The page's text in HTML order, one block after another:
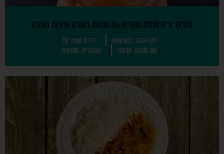
פודינג צ'יה מחלב שקדים עם חמאת בוטנים ופירות העונה
זמן הכנה: רבע שעה
דרגת קושי: קל
סוג מתכון: טבעוני
קטגוריה: מתוקים